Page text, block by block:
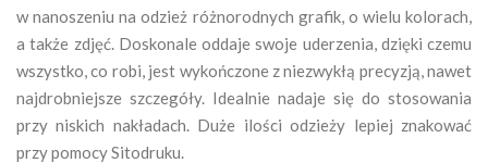
w nanoszeniu na odzież różnorodnych grafik, o wielu kolorach,
a także zdjęć. Doskonale oddaje swoje uderzenia, dzięki czemu
wszystko, co robi, jest wykończone z niezwykłą precyzją, nawet
najdrobniejsze szczegóły. Idealnie nadaje się do stosowania
przy niskich nakładach. Duże ilości odzieży lepiej znakować
przy pomocy Sitodruku.